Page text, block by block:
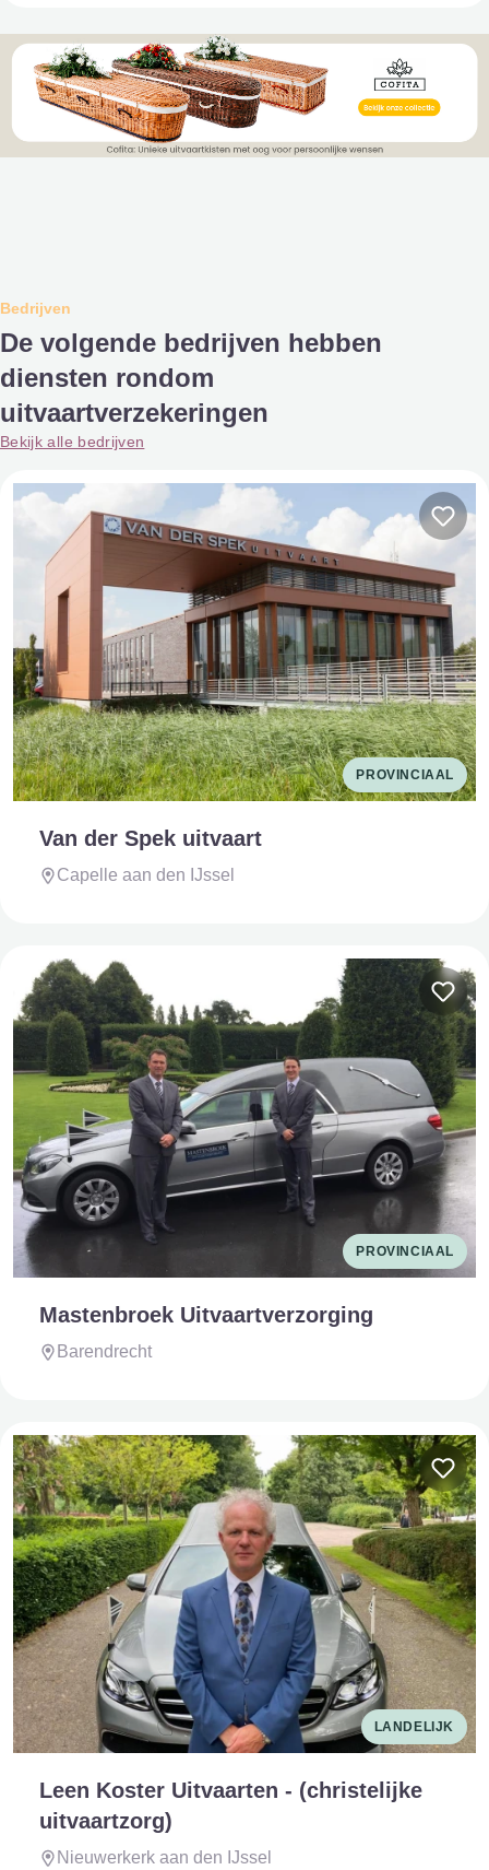
Bedrijven
De volgende bedrijven hebben
diensten rondom
uitvaartverzekeringen
Bekijk alle bedrijven
PROVINCIAAL
Van der Spek uitvaart
Capelle aan den IJssel
PROVINCIAAL
Mastenbroek Uitvaartverzorging
Barendrecht
LANDELIJK
Leen Koster Uitvaarten - (christelijke
uitvaartzorg)
Nieuwerkerk aan den IJssel